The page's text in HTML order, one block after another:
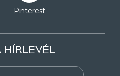
Pinterest
HÍRLEVÉL